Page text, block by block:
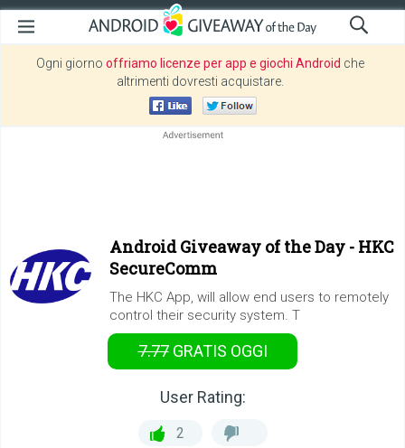
Ogni giorno offriamo licenze per app e giochi Android che
altrimenti dovresti acquistare.
Android Giveaway of the Day - HKC
SecureComm
The HKC App, will allow end users to remotely
control their security system. T
7.77 GRATIS OGGI
User Rating:
2